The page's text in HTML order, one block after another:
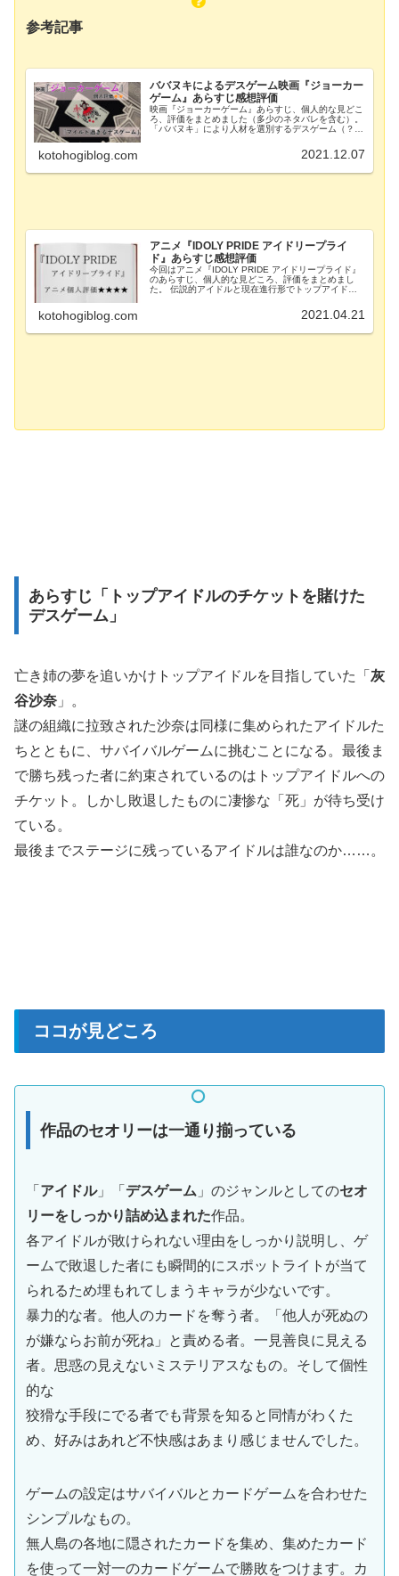
参考記事
ババヌキによるデスゲーム映画『ジョーカー
ゲーム』あらすじ感想評価
映画『ジョーカーゲーム』あらすじ、個人的な見どこ
ろ、評価をまとめました（多少のネタバレを含む）。
「ババヌキ」により人材を選別するデスゲーム（？）
とはまったく別の作品なのでご注意を。
kotohogiblog.com 2021.12.07
アニメ『IDOLY PRIDE アイドリープライ
ド』あらすじ感想評価
今回はアニメ『IDOLY PRIDE アイドリープライド』
のあらすじ、個人的な見どころ、評価をまとめまし
た。 伝説的アイドルと現在進行形でトップアイドル
安定したクオリティのオススメ作品です。
kotohogiblog.com 2021.04.21
あらすじ「トップアイドルのチケットを賭けた
デスゲーム」
亡き姉の夢を追いかけトップアイドルを目指していた「 灰
谷沙奈 」。
謎の組織に拉致された沙奈は同様に集められたアイドルた
ちとともに、サバイバルゲームに挑むことになる。最後ま
で勝ち残った者に約束されているのはトップアイドルへの
チケット。しかし敗退したものに凄惨な「死」が待ち受け
ている。
最後までステージに残っているアイドルは誰なのか……。
ココが見どころ
作品のセオリーは一通り揃っている
「 アイドル」「 デスゲーム 」のジャンルとしてのセオ
リーをしっかり詰め込まれた作品。
各アイドルが敗けられない理由をしっかり説明し、ゲ
ームで敗退した者にも瞬間的にスポットライトが当て
られるため埋もれてしまうキャラが少ないです。
暴力的な者。他人のカードを奪う者。「他人が死ぬの
が嫌ならお前が死ね」と責める者。一見善良に見える
者。思惑の見えないミステリアスなもの。そして個性
的な
狡猾な手段にでる者でも背景を知ると同情がわくた
め、好みはあれど不快感はあまり感じませんでした。
ゲームの設定はサバイバルとカードゲームを合わせた
シンプルなもの。
無人島の各地に隠されたカードを集め、集めたカード
を使って一対一のカードゲームで勝敗をつけます。カ